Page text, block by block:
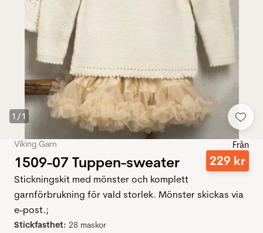
1 /1
Viking Garn
1509-07 Tuppen-sweater
Från
229 kr
Stickningskit med mönster och komplett
garnförbrukning för vald storlek. Mönster skickas via
e-post.;
Stickfasthet: 28 maskor